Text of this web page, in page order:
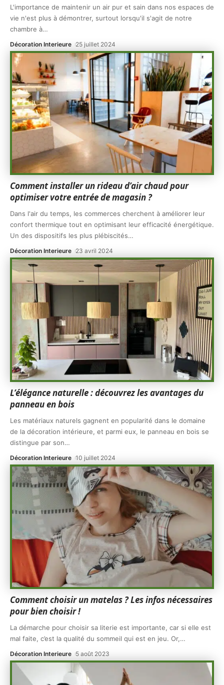
L'importance de maintenir un air pur et sain dans nos espaces de
vie n'est plus à démontrer, surtout lorsqu'il s'agit de notre
chambre à…
Décoration Interieure 25 juillet 2024
Comment installer un rideau d’air chaud pour
optimiser votre entrée de magasin ?
Dans l'air du temps, les commerces cherchent à améliorer leur
confort thermique tout en optimisant leur efficacité énergétique.
Un des dispositifs les plus plébiscités…
Décoration Interieure 23 avril 2024
L’élégance naturelle : découvrez les avantages du
panneau en bois
Les matériaux naturels gagnent en popularité dans le domaine
de la décoration intérieure, et parmi eux, le panneau en bois se
distingue par son…
Décoration Interieure 10 juillet 2024
Comment choisir un matelas ? Les infos nécessaires
pour bien choisir !
La démarche pour choisir sa literie est importante, car si elle est
mal faite, c’est la qualité du sommeil qui est en jeu. Or,…
Décoration Interieure 5 août 2023